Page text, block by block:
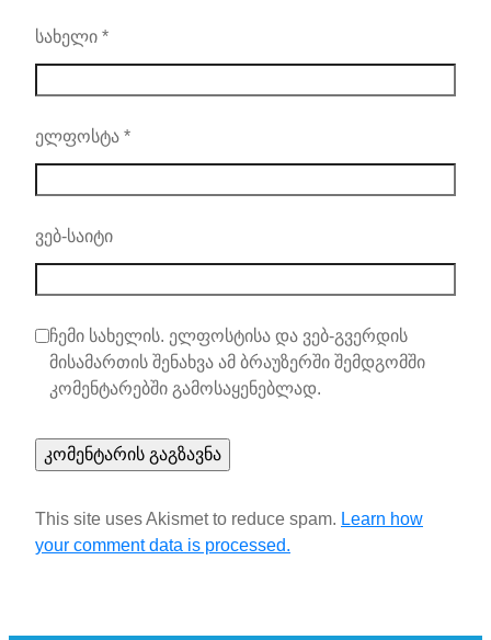
სახელი *
ელფოსტა *
ვებ-საიტი
ჩემი სახელის. ელფოსტისა და ვებ-გვერდის
მისამართის შენახვა ამ ბრაუზერში შემდგომში
კომენტარებში გამოსაყენებლად.
This site uses Akismet to reduce spam. Learn how
your comment data is processed.